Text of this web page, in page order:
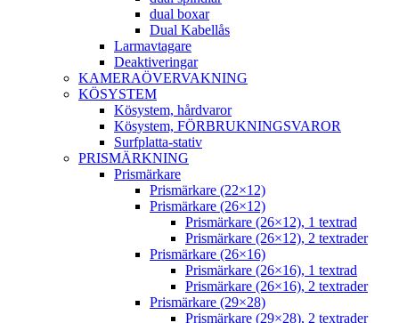
dual boxar
Dual Kabellås
Larmavtagare
Deaktiveringar
KAMERAÖVERVAKNING
KÖSYSTEM
Kösystem, hårdvaror
Kösystem, FÖRBRUKNINGSVAROR
Surfplatta-stativ
PRISMÄRKNING
Prismärkare
Prismärkare (22×12)
Prismärkare (26×12)
Prismärkare (26×12), 1 textrad
Prismärkare (26×12), 2 textrader
Prismärkare (26×16)
Prismärkare (26×16), 1 textrad
Prismärkare (26×16), 2 textrader
Prismärkare (29×28)
Prismärkare (29×28), 2 textrader